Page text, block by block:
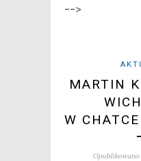
-->
MARTIN
W
Opublikowano